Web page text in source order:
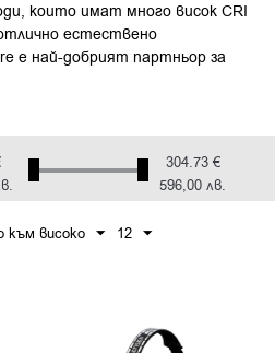
които имат много висок CRI
естествено
е най-добрият партньор за
304.73€
596,00 лв.
към високо 12